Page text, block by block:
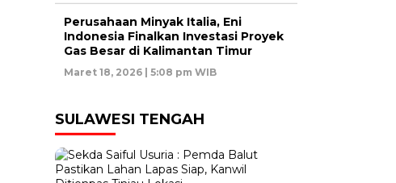
Perusahaan Minyak Italia, Eni
Indonesia Finalkan Investasi Proyek
Gas Besar di Kalimantan Timur
Maret 18, 2026 | 5:08 pm WIB
SULAWESI TENGAH